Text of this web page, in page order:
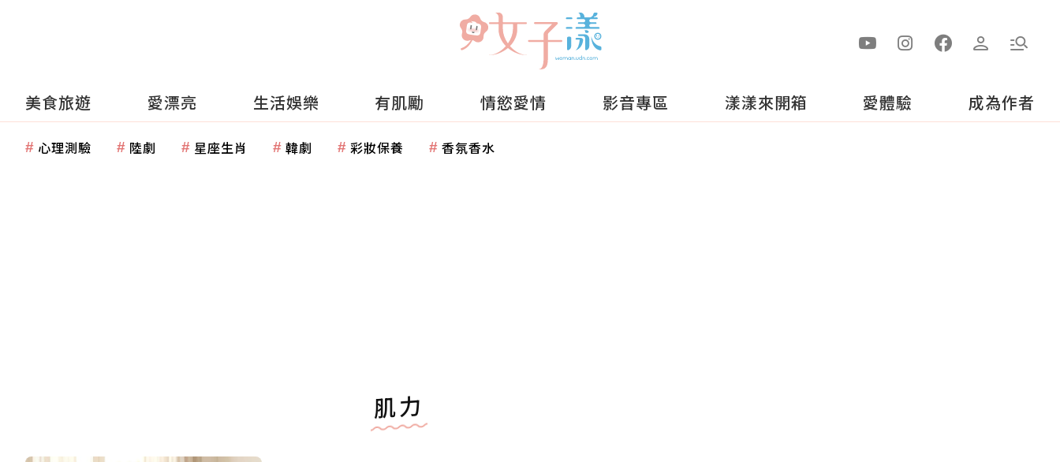
美食旅遊 愛漂亮 生活娛樂 有肌勵 情慾愛情 影音專區 漾漾來開箱 愛體驗 成為作者
心理測驗 陸劇 星座生肖 韓劇 彩妝保養 香氛香水
肌力